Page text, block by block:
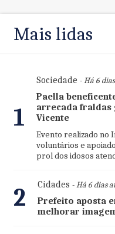
Mais lidas
1
Sociedade - Há 6
Paella
arrecada fraldas
Vicente
Evento realizado no
voluntários e
prol dos idosos
2 Cidades - Há 6 dias
Prefeito aposta
melhorar